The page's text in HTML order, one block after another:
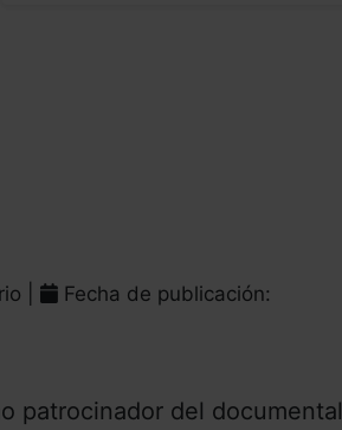
|
Fecha de publicación:
patrocinador del documental